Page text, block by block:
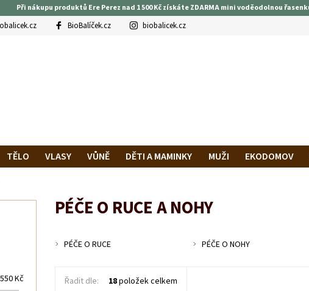
Při nákupu produktů Ere Perez nad 1 500 Kč získáte ZDARMA mini voděodolnou
BioBalíček.cz biobalicek.cz
TĚLO VLASY VŮNĚ DĚTI A MAMINKY MUŽI EKODOMOV
BLOGEREK
PÉČE O RUCE A NOHY
PÉČE O RUCE PÉČE O NOHY
Řadit dle: 18položek celkem
550Kč